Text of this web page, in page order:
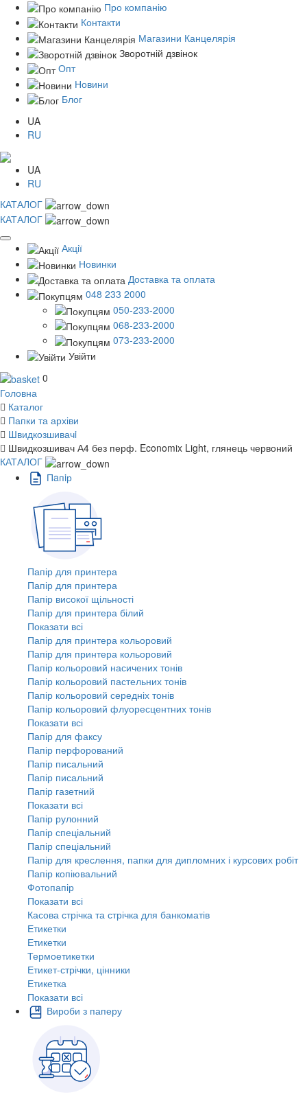
Про компанію
Контакти
Магазини Канцелярія
Зворотній дзвінок
Опт
Новини
Блог
UA
RU
UA
RU
КАТАЛОГ
КАТАЛОГ
Акції
Новинки
Доставка та оплата
048 233 2000
050-233-2000
068-233-2000
073-233-2000
Увійти
0
Головна
Каталог
Папки та архіви
Швидкозшивачi
Швидкозшивач А4 без перф. Economix Light, глянець червоний
КАТАЛОГ
Пaпiр
Папір для принтера
Папір для принтера
Папір високої щільності
Папір для принтера білий
Показати всі
Папір для принтера кольоровий
Папір для принтера кольоровий
Папір кольоровий насичених тонів
Папір кольоровий пастельних тонів
Папір кольоровий середніх тонів
Папір кольоровий флуоресцентних тонів
Показати всі
Папір для факсу
Папір перфорований
Папір писальний
Папір писальний
Папір газетний
Показати всі
Папір рулонний
Папір спеціальний
Папір спеціальний
Папір для креслення, папки для дипломних і курсових робіт
Папір копіювальний
Фотопапір
Показати всі
Касова стрічка та стрічка для банкоматів
Етикетки
Етикетки
Термоетикетки
Етикет-стрічки, цінники
Етикетка
Показати всі
Вироби з паперу